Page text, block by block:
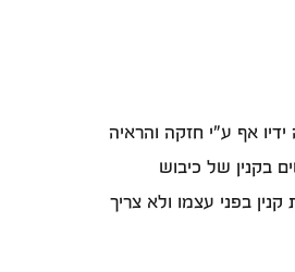
אף ע"י חזקה והראיה
בקנין של כיבוש
בפני עצמו ולא צריך